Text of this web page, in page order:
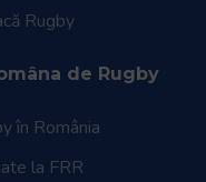
Rugby
de Rugby
în România
la FRR